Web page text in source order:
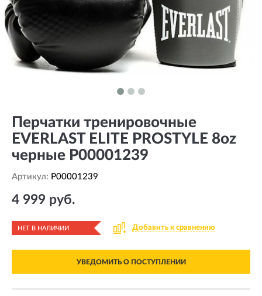
Перчатки тренировочные
EVERLAST ELITE PROSTYLE 8oz
черные P00001239
Артикул: P00001239
4 999 руб.
НЕТ В НАЛИЧИИ Добавить к сравнению
УВЕДОМИТЬ О ПОСТУПЛЕНИИ